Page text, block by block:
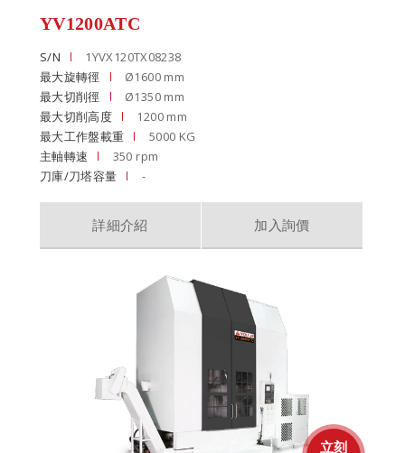
YV1200ATC
S/N
1YVX120TX08238
最大旋轉徑
Ø1600 mm
最大切削徑
Ø1350 mm
最大切削高度
1200 mm
最大工作盤載重
5000 KG
主軸轉速
350 rpm
刀庫/刀塔容量
-
詳細介紹 加入詢價